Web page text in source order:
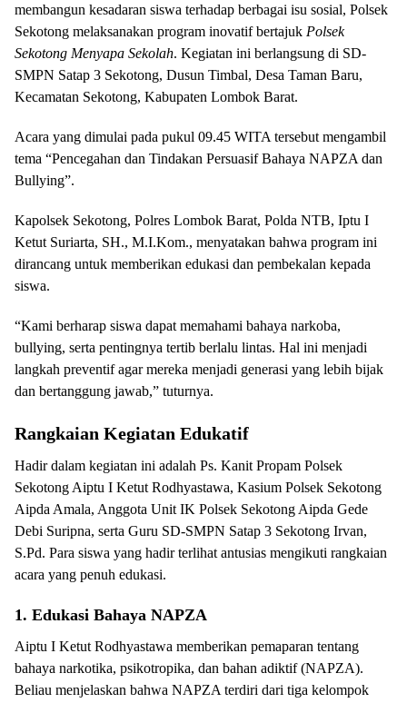
membangun kesadaran siswa terhadap berbagai isu sosial, Polsek
Sekotong melaksanakan program inovatif bertajuk Polsek
Sekotong Menyapa Sekolah. Kegiatan ini berlangsung di SD-
SMPN Satap 3 Sekotong, Dusun Timbal, Desa Taman Baru,
Kecamatan Sekotong, Kabupaten Lombok Barat.
Acara yang dimulai pada pukul 09.45 WITA tersebut mengambil
tema “Pencegahan dan Tindakan Persuasif Bahaya NAPZA dan
Bullying”.
Kapolsek Sekotong, Polres Lombok Barat, Polda NTB, Iptu I
Ketut Suriarta, SH., M.I.Kom., menyatakan bahwa program ini
dirancang untuk memberikan edukasi dan pembekalan kepada
siswa.
“Kami berharap siswa dapat memahami bahaya narkoba,
bullying, serta pentingnya tertib berlalu lintas. Hal ini menjadi
langkah preventif agar mereka menjadi generasi yang lebih bijak
dan bertanggung jawab,” tuturnya.
Rangkaian Kegiatan Edukatif
Hadir dalam kegiatan ini adalah Ps. Kanit Propam Polsek
Sekotong Aiptu I Ketut Rodhyastawa, Kasium Polsek Sekotong
Aipda Amala, Anggota Unit IK Polsek Sekotong Aipda Gede
Debi Suripna, serta Guru SD-SMPN Satap 3 Sekotong Irvan,
S.Pd. Para siswa yang hadir terlihat antusias mengikuti rangkaian
acara yang penuh edukasi.
1. Edukasi Bahaya NAPZA
Aiptu I Ketut Rodhyastawa memberikan pemaparan tentang
bahaya narkotika, psikotropika, dan bahan adiktif (NAPZA).
Beliau menjelaskan bahwa NAPZA terdiri dari tiga kelompok